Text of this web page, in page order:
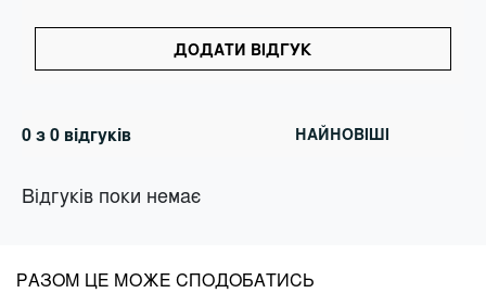
ДОДАТИ ВІДГУК
0 з 0 відгуків
Відгуків поки немає
РАЗОМ ЦЕ МОЖЕ СПОДОБАТИСЬ